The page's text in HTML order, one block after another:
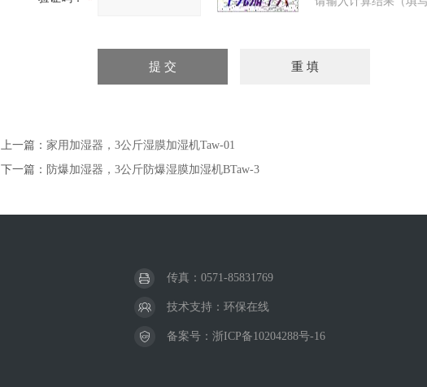
上一篇： 家用加湿器，3公斤湿膜加湿机Taw-01
下一篇： 防爆加湿器，3公斤防爆湿膜加湿机BTaw-3
传真：0571-85831769
技术支持： 环保在线
备案号： 浙ICP备10204288号-16